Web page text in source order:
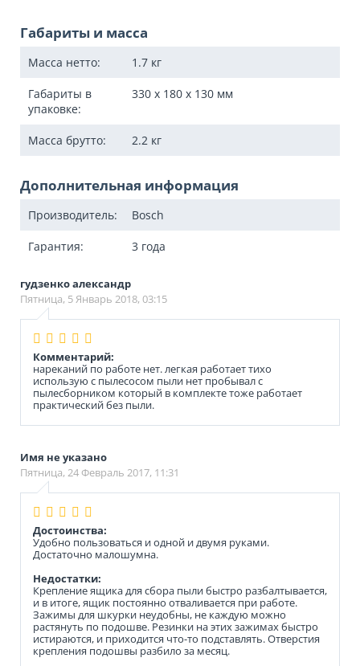
Габариты и масса
Масса нетто: 1.7 кг
Габариты в
упаковке:
330 x 180 x 130 мм
Масса брутто: 2.2 кг
Дополнительная информация
Производитель: Bosch
Гарантия: 3 года
гудзенко александр
Пятница, 5 Январь 2018, 03:15
Комментарий:
нареканий по работе нет. легкая работает тихо
использую с пылесосом пыли нет пробывал с
пылесборником который в комплекте тоже работает
практический без пыли.
Имя не указано
Пятница, 24 Февраль 2017, 11:31
Достоинства:
Удобно пользоваться и одной и двумя руками.
Достаточно малошумна.
Недостатки:
Крепление ящика для сбора пыли быстро разбалтывается,
и в итоге, ящик постоянно отваливается при работе.
Зажимы для шкурки неудобны, не каждую можно
растянуть по подошве. Резинки на этих зажимах быстро
истираются, и приходится что-то подставлять. Отверстия
крепления подошвы разбило за месяц.